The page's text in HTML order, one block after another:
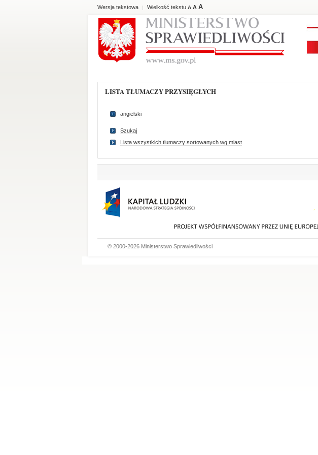
Wersja tekstowa | Wielkość tekstu A A A
LISTA TŁUMACZY PRZYSIĘGŁYCH
angielski
Szukaj
Lista wszystkich tlumaczy sortowanych wg miast
© 2000-2026 Ministerstwo Sprawiedliwości